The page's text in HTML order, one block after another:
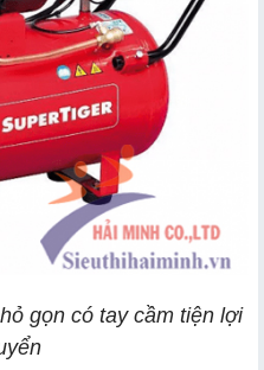
gọn có tay cầm tiện lợi